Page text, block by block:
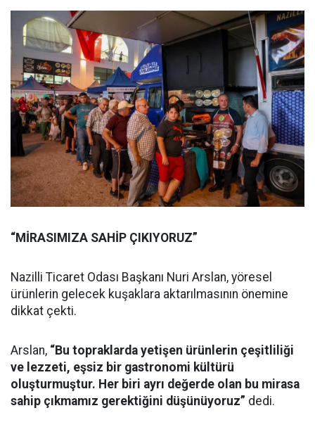
“MİRASIMIZA SAHİP ÇIKIYORUZ”
Nazilli Ticaret Odası Başkanı Nuri Arslan, yöresel
ürünlerin gelecek kuşaklara aktarılmasının önemine
dikkat çekti.
Arslan, “Bu topraklarda yetişen ürünlerin çeşitliliği
ve lezzeti, eşsiz bir gastronomi kültürü
oluşturmuştur. Her biri ayrı değerde olan bu mirasa
sahip çıkmamız gerektiğini düşünüyoruz” dedi.